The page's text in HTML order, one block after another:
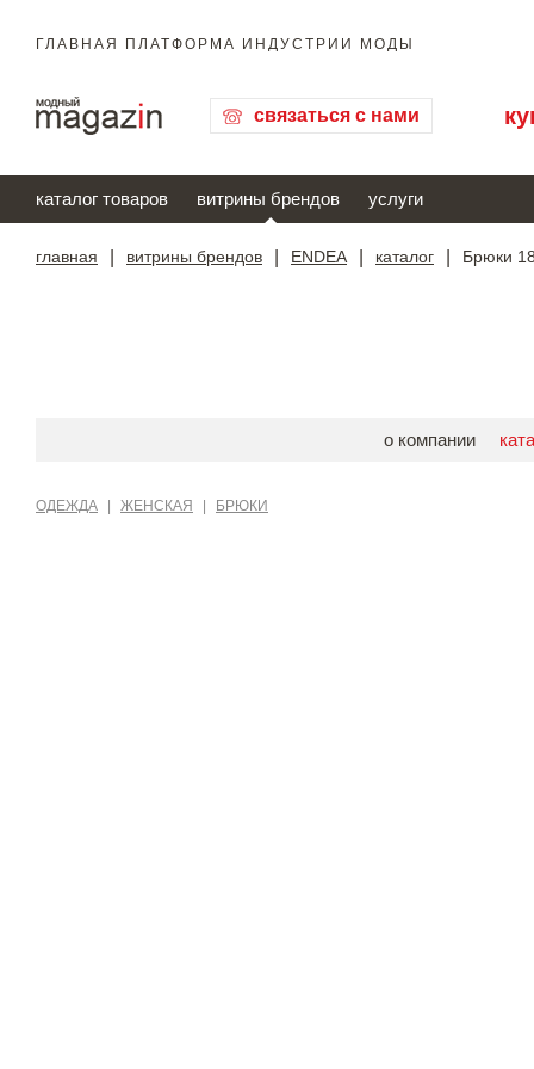
ГЛАВНАЯ ПЛАТФОРМА ИНДУСТРИИ МОДЫ
связаться с нами
каталог товаров витрины брендов услуги
главная витрины брендов ENDEA каталог Брюки
о компании
ОДЕЖДА ЖЕНСКАЯ БРЮКИ